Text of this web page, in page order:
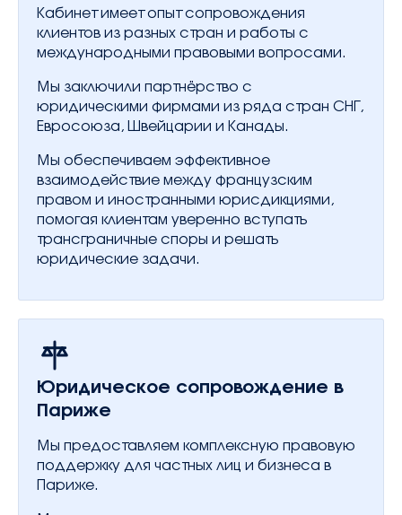
Кабинет имеет опыт сопровождения
клиентов из разных стран и работы с
международными правовыми вопросами.
Мы заключили партнёрство с
юридическими фирмами из ряда стран СНГ,
Евросоюза, Швейцарии и Канады.
Мы обеспечиваем эффективное
взаимодействие между французским
правом и иностранными юрисдикциями,
помогая клиентам уверенно вступать
трансграничные споры и решать
юридические задачи.
Юридическое сопровождение в
Париже
Мы предоставляем комплексную правовую
поддержку для частных лиц и бизнеса в
Париже.